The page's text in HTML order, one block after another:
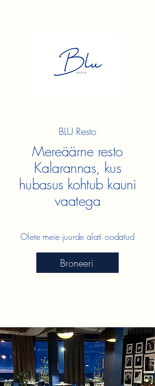
BLU Resto
Mereäärne resto
Kalarannas, kus
hubasus kohtub kauni
vaatega
Olete meie juurde alati oodatud
Broneeri